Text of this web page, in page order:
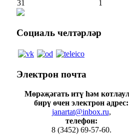
31
1
Социаль челтәрләр
Электрон почта
Мөрәҗәгать итү һәм
бирү өчен электрон адрес:
janartat@inbox.ru,
телефон:
8 (3452) 69-57-60.